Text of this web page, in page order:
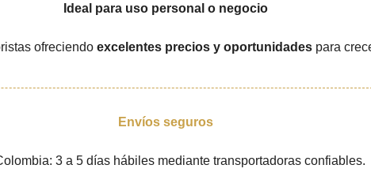
Ideal para uso personal o negocio
ofreciendo excelentes precios y oportunidadespara
Envíos seguros
3 a 5 días hábiles mediante transportadoras confiables.